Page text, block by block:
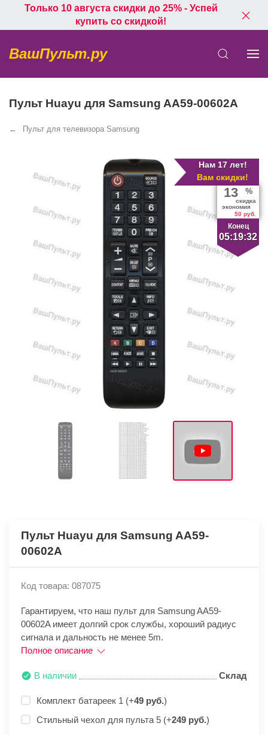
Только 10 августа скидки до 25% - Успей
купить со скидкой!
ВашПульт.ру
Пульт Huayu для Samsung AA59-00602A
Пульт для телевизора Samsung
Нам 17 лет!
Вам скидки!
Конец
05:19:31
13 %
скидка
экономия
50 руб.
Пульт Huayu для Samsung AA59-
00602A
Код товара: 087075
Гарантируем, что наш пульт для Samsung AA59-
00602A имеет долгий срок службы, хороший радиус
сигнала и дальность не менее 5m.
Полное описание
В наличии Склад
Комплект батареек 1 (+49 руб.)
Стильный чехол для пульта 5 (+249 руб.)